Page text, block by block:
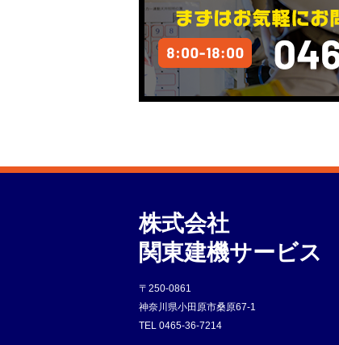
株式会社
関東建機サービス
〒250-0861
神奈川県小田原市桑原67-1
TEL 0465-36-7214